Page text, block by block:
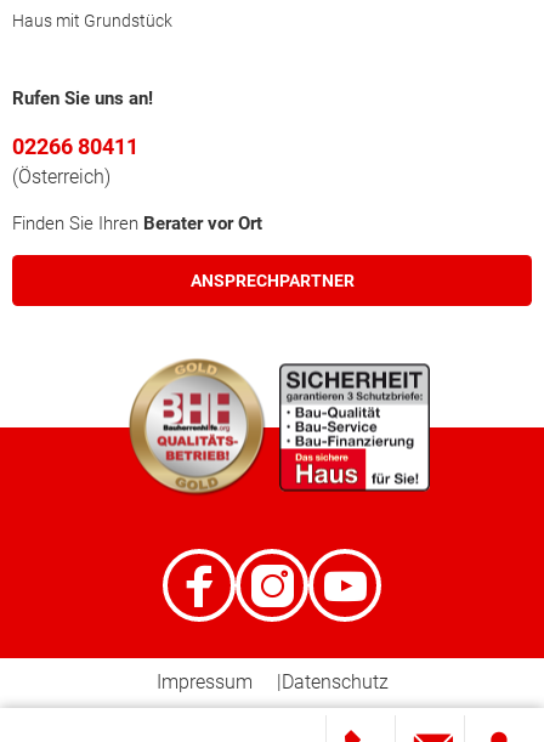
Haus mit Grundstück
Rufen Sie uns an!
02266 80411
(Österreich)
Finden Sie Ihren Berater vor Ort
ANSPRECHPARTNER
Impressum Datenschutz